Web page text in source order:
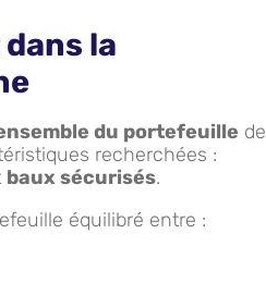
la
du portefeuille de
recherchées :
baux sécurisés.
équilibré entre :